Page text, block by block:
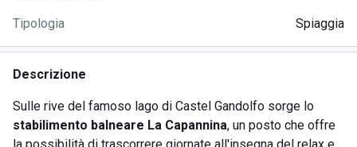
Tipologia Spiaggia
Descrizione
Sulle rive del famoso lago di Castel Gandolfo sorge lo
stabilimento balneare La Capannina, un posto che offre